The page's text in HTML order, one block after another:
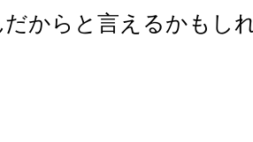
からと言えるかもし